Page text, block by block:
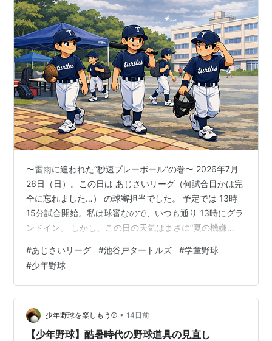
〜雷雨に追われた“秒速プレーボール”の巻〜 2026年7月
26日（日）。この日は あじさいリーグ（何試合目かは完
全に忘れました…） の球審担当でした。 予定では 13時
15分試合開始。私は球審なので、いつも通り 13時にグラ
ンドイン。 しかし、この日の天気はまさに“夏の機嫌
雷落とすぞ」と言っているような、そんな気配でした。
監督さんからの“緊急ミッション” グランドに入ると、監
督さんからすぐに声がかかります。 「可能でしたら早め
に試合開始できますでしょうか？」「相手監督さんから
も承諾いただいています」 雷雨が迫っている状況。これ
はもう、やる…
#あじさいリーグ #池谷戸タートルズ #学童野球
#少年野球
少年野球を楽しもう⚾ • 14日前
【少年野球】酷暑時代の野球道具の見直し